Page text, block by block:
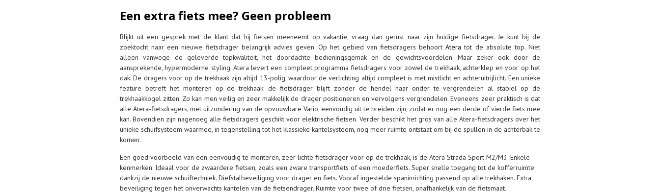
Een extra fiets mee? Geen probleem
Blijkt uit een gesprek met de klant dat hij fietsen meeneemt op vakantie, vraag dan gerust naar zijn huidige fietsdrager. Je kunt bij de
zoektocht naar een nieuwe fietsdrager belangrijk advies geven. Op het gebied van fietsdragers behoortAteratot de absolute top. Niet
alleen vanwege de geleverde topkwaliteit, het doordachte bedieningsgemak en de gewichtsvoordelen. Maar zeker ook door de
aansprekende, hypermoderne styling. Atera levert een compleet programma fietsdragers voor zowel de trekhaak, achterklep en voor op het
dak. De dragers voor op de trekhaak zijn altijd 13-polig, waardoor de verlichting altijd compleet is met mistlicht en achteruitrijlicht. Een unieke
feature betreft het monteren op de trekhaak: de fietsdrager blijft zonder de hendel naar onder te vergrendelen al stabiel op de
trekhaakkogel zitten. Zo kan men veilig en zeer makkelijk de drager positioneren en vervolgens vergrendelen. Eveneens zeer praktisch is dat
alle Atera-fietsdragers, met uitzondering van de opvouwbare Vario, eenvoudig uit te breiden zijn, zodat er nog een derde of vierde fiets mee
kan. Bovendien zijn nagenoeg alle fietsdragers geschikt voor elektrische fietsen. Verder beschikt het gros van alle Atera-fietsdragers over het
unieke schuifsysteem waarmee, in tegenstelling tot het klassieke kantelsysteem, nog meer ruimte ontstaat om bij de spullen in de achterbak te
komen.
Een goed voorbeeld van een eenvoudig te monteren, zeer lichte fietsdrager voor op de trekhaak, is de Atera Strada Sport M2/M3. Enkele
kenmerken: Ideaal voor de zwaardere fietsen, zoals een zware transportfiets of een moederfiets. Super snelle toegang tot de kofferruimte
dankzij de nieuwe schuiftechniek. Diefstalbeveiliging voor drager en fiets. Vooraf ingestelde spaninrichting passend op alle trekhaken. Extra
beveiliging tegen het onverwachts kantelen van de fietsendrager. Ruimte voor twee of drie fietsen, onafhankelijk van de fietsmaat.